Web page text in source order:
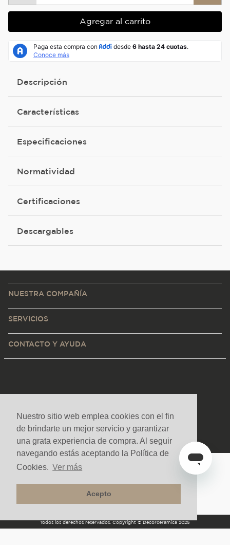
Nuestro sitio web emplea cookies con el fin
de brindarte un mejor servicio y garantizar
una grata experiencia de compra. Al seguir
navegando estás aceptando la Política de
Cookies. Ver más
Acepto
Agregar al carrito
Descripción
Características
Especificaciones
Normatividad
Certificaciones
Descargables
NUESTRA COMPAÑÍA
SERVICIOS
CONTACTO Y AYUDA
Todos los derechos reservados. Copyright © Decorceramica 2025